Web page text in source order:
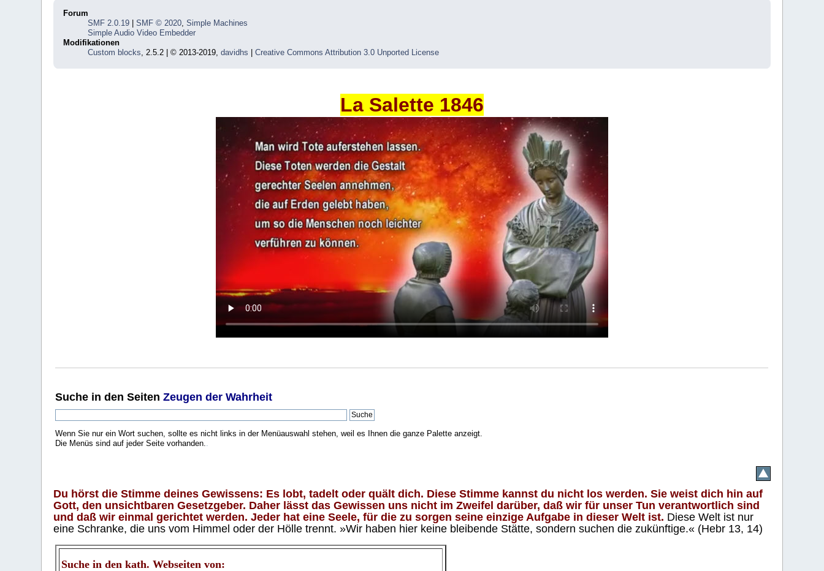
Forum
SMF 2.0.19| SMF © 2020, Simple Machines
Simple Audio Video Embedder
Modifikationen
Custom blocks, 2.5.2 | © 2013-2019, davidhs Creative Commons Attribution 3.0 Unported License
La Salette 1846
Suche in den SeitenZeugen der Wahrheit
Wenn Sie nur ein Wort suchen, sollte es nicht links in der Menüauswahl stehen, weil es Ihnen die ganze Palette anzeigt.
Die Menüs sind auf jeder Seite vorhanden..
Du hörst die Stimme deines Gewissens: Es lobt, tadelt oder quält dich. Diese Stimme kannst du nicht los werden. Sie weist dich hin auf
Gott, den unsichtbaren Gesetzgeber. Daher lässt das Gewissen uns nicht im Zweifel darüber, daß wir für unser Tun verantwortlich sind
und daß wir einmal gerichtet werden. Jeder hat eine Seele, für die zu sorgen seine einzige Aufgabe in dieser Welt ist. Diese Welt ist nur
eine Schranke, die uns vom Himmel oder der Hölle trennt. »Wir haben hier keine bleibende Stätte, sondern suchen die zukünftige.« (Hebr 13, 14)
Suche in den kath. Webseiten von: